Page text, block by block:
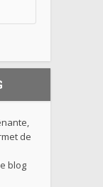
de
blog